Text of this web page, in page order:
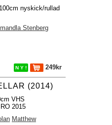
nyskick/rullad
Stenberg
N Y ! 249kr
(2014)
VHS
2015
Matthew